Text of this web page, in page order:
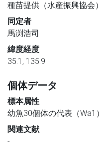
種苗提供（水産振興協会）
同定者
馬渕浩司
緯度経度
35.1, 135.9
個体データ
標本属性
幼魚30個体の代表（Wa1）
関連文献
-